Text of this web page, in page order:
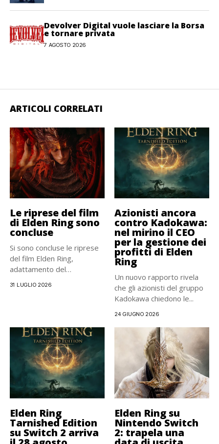
Devolver Digital vuole lasciare la Borsa
e tornare privata
7 AGOSTO 2026
ARTICOLI CORRELATI
Le riprese del film
di Elden Ring sono
concluse
Si sono concluse le riprese
del film Elden Ring,
adattamento del
31 LUGLIO 2026
Azionisti ancora
contro Kadokawa:
nel mirino il CEO
per la gestione dei
profitti di Elden
Ring
Un nuovo rapporto rivela
che gli azionisti del gruppo
Kadokawa chiedono le...
24 GIUGNO 2026
Elden Ring
Tarnished Edition
su Switch 2 arriva
Elden Ring su
Nintendo Switch
2: trapela una